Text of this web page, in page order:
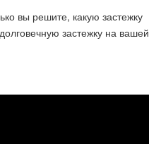
вы решите, какую застежку
застежку на вашей